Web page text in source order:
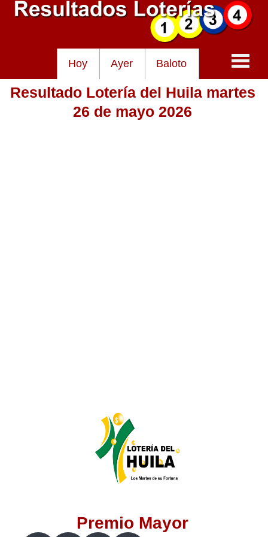
Hoy Ayer Baloto
Baloto
Lotería de Bogotá
Lotería de Risaralda
Lotería de Santander
Resultado Lotería del Huila martes
26 de mayo 2026
Premio Mayor